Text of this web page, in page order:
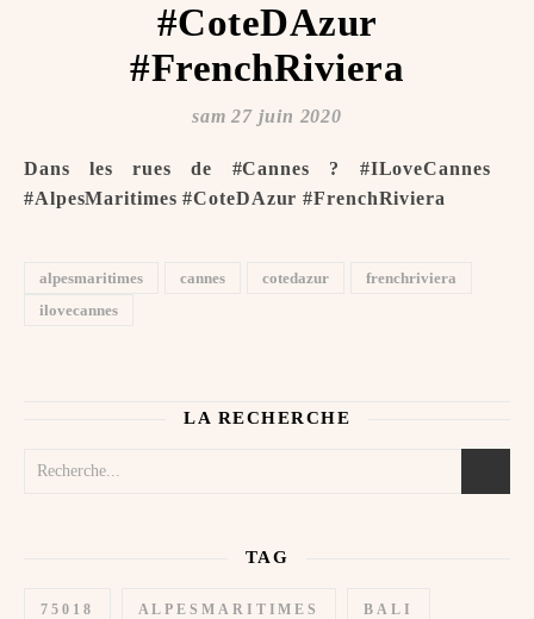
#CoteDAzur
#FrenchRiviera
sam 27 juin 2020
Dans les rues de #Cannes ?️ #ILoveCannes ️
#AlpesMaritimes #CoteDAzur #FrenchRiviera
alpesmaritimes cannes cotedazur
frenchriviera
ilovecannes
LA RECHERCHE
TAG
75018 ALPESMARITIMES BALI